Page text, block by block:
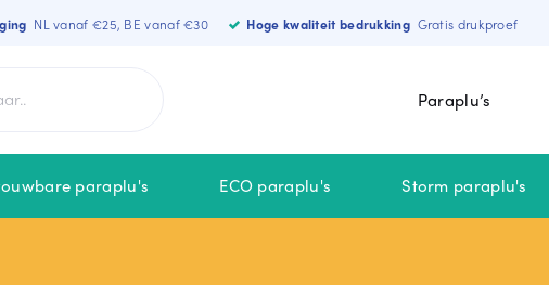
NL vanaf €25, BE vanaf €30 Hoge kwaliteit bedrukking Gratis drukproef
Paraplu’s
paraplu's ECO paraplu's Storm paraplu's